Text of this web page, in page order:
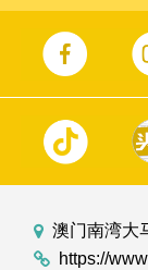
澳门南湾大
https://